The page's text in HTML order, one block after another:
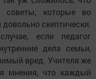
советы, которые во
скептически.
если педагог
дела семьи,
вред. Учителя же
мнения, что каждый